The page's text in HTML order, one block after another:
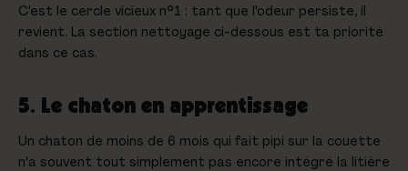
C'est le cercle vicieux n°1 : tant que l'odeur persiste, il
revient. La section nettoyage ci-dessous est ta priorité
dans ce cas.
5. Le chaton en apprentissage
Un chaton de moins de 6 mois qui fait pipi sur la couette
n'a souvent tout simplement pas encore intégré la litière